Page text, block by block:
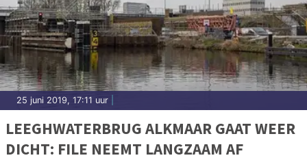
25 juni 2019, 17:11 uur
LEEGHWATERBRUG ALKMAAR GAAT WEER
DICHT: FILE NEEMT LANGZAAM AF